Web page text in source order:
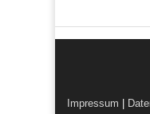
Impressum